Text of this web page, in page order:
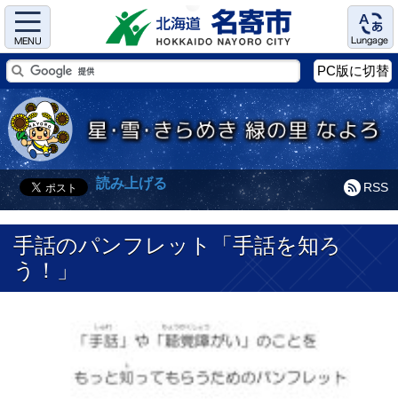
Menu Language
PC版に切替
RSS
読み上げる
手話のパンフレット「手話を知ろ
う！」